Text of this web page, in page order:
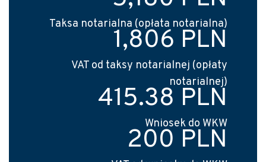
Taksa notarialna (opłata notarialna)
1,806 PLN
VAT od taksy notarialnej (opłaty
notarialnej)
415.38 PLN
Wniosek do WKW
200 PLN